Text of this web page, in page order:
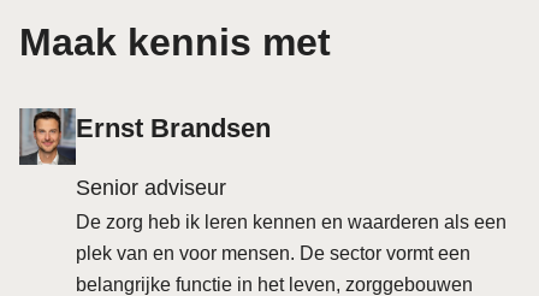
Maak kennis met
Ernst Brandsen
Senior adviseur
De zorg heb ik leren kennen en waarderen als een
plek van en voor mensen. De sector vormt een
belangrijke functie in het leven, zorggebouwen